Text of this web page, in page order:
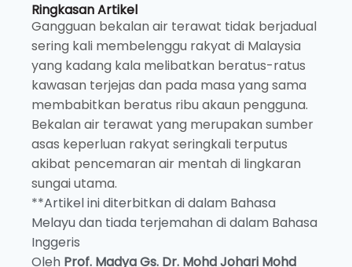
Ringkasan Artikel
Gangguan bekalan air terawat tidak berjadual
sering kali membelenggu rakyat di Malaysia
yang kadang kala melibatkan beratus-ratus
kawasan terjejas dan pada masa yang sama
membabitkan beratus ribu akaun pengguna.
Bekalan air terawat yang merupakan sumber
asas keperluan rakyat seringkali terputus
akibat pencemaran air mentah di lingkaran
sungai utama.
**Artikel ini diterbitkan di dalam Bahasa
Melayu dan tiada terjemahan di dalam Bahasa
Inggeris
Oleh Prof. Madya Gs. Dr. Mohd Johari Mohd